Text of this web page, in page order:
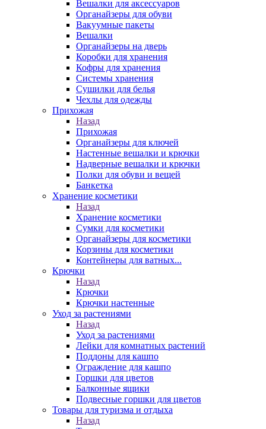
Вешалки для аксессуаров
Органайзеры для обуви
Вакуумные пакеты
Вешалки
Органайзеры на дверь
Коробки для хранения
Кофры для хранения
Системы хранения
Сушилки для белья
Чехлы для одежды
Прихожая
Назад
Прихожая
Органайзеры для ключей
Настенные вешалки и крючки
Надверные вешалки и крючки
Полки для обуви и вещей
Банкетка
Хранение косметики
Назад
Хранение косметики
Сумки для косметики
Органайзеры для косметики
Корзины для косметики
Контейнеры для ватных...
Крючки
Назад
Крючки
Крючки настенные
Уход за растениями
Назад
Уход за растениями
Лейки для комнатных растений
Поддоны для кашпо
Ограждение для кашпо
Горшки для цветов
Балконные ящики
Подвесные горшки для цветов
Товары для туризма и отдыха
Назад